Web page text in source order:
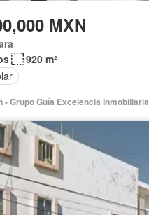
MXN
920 m²
- Grupo Guía Excelencia Inmobiliaria